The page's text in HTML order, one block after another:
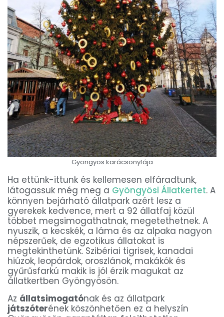
Gyöngyös karácsonyfája
Ha ettünk-ittunk és kellemesen elfáradtunk,
látogassuk még meg a Gyöngyösi Állatkertet. A
könnyen bejárható állatpark azért lesz a
gyerekek kedvence, mert a 92 állatfaj közül
többet megsimogathatnak, megetethetnek. A
nyuszik, a kecskék, a láma és az alpaka nagyon
népszerűek, de egzotikus állatokat is
megtekinthetünk. Szibériai tigrisek, kanadai
hiúzok, leopárdok, oroszlánok, makákók és
gyűrűsfarkú makik is jól érzik magukat az
állatkertben Gyöngyösön.
Az állatsimogatónak és az állatpark
játszóterének köszönhetően ez a helyszín